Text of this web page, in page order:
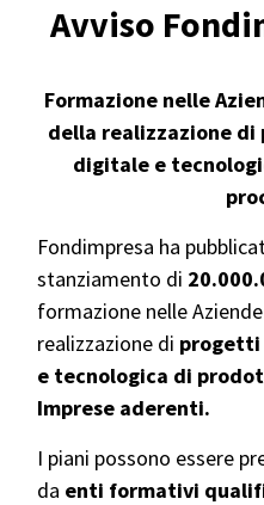
Avviso
Formazione nelle
della realizzazione
digitale e
Fondimpresa ha
stanziamento di
formazione nelle
realizzazione di progetti
e tecnologica di
Imprese aderenti.
I piani possono essere
da enti formativi